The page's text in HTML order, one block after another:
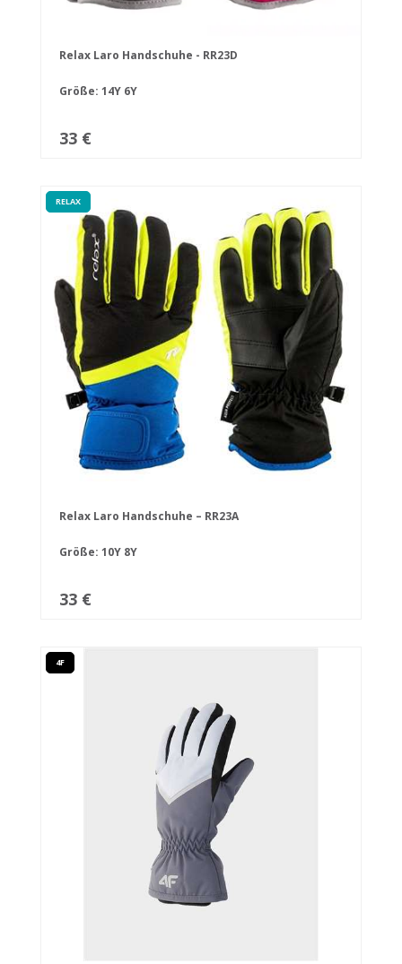
Relax Laro Handschuhe - RR23D
Größe: 14Y 6Y
33 €
RELAX
Relax Laro Handschuhe – RR23A
Größe: 10Y 8Y
33 €
4F